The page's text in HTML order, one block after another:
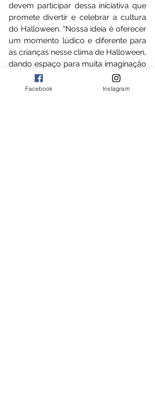
devem participar dessa iniciativa que
promete divertir e celebrar a cultura
do Halloween. "Nossa ideia é oferecer
um momento lúdico e diferente para
as crianças nesse clima de Halloween,
dando espaço para muita imaginação
e alegria. A gente acredita que é
sempre importante estimular a
Facebook Instagram